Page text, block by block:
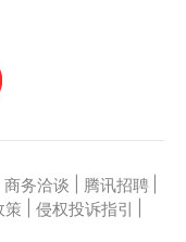
商务洽谈 腾讯招聘
策 侵权投诉指引